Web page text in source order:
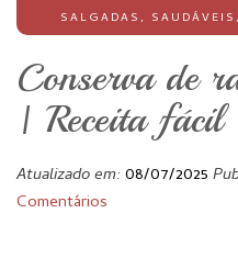
SALGADAS, SAUDÁVEIS,
Conserva de
| Receita fácil
Atualizado em:08/07/2025
Comentários